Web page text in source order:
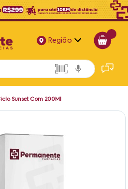
Região
Alagoas
Bahia
Sunset Com 200Ml